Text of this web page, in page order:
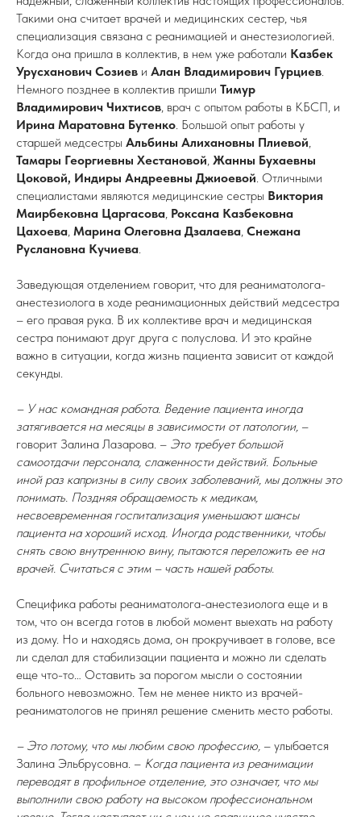
Такими она считает врачей и медицинских сестер, чья
специализация связана с реанимацией и анестезиологией.
Когда она пришла в коллектив, в нем уже работали Казбек
Урусханович Созиев и Алан Владимирович Гурциев.
Немного позднее в коллектив пришли Тимур
Владимирович Чихтисов, врач с опытом работы в КБСП, и
Ирина Маратовна Бутенко. Большой опыт работы у
старшей медсестры Альбины Алихановны Плиевой,
Тамары Георгиевны Хестановой, Жанны Бухаевны
Цоковой, Индиры Андреевны Джиоевой. Отличными
специалистами являются медицинские сестры Виктория
Маирбековна Царгасова, Роксана Казбековна
Цахоева, Марина Олеговна Дзалаева, Снежана
Руслановна Кучиева.
Заведующая отделением говорит, что для реаниматолога-
анестезиолога в ходе реанимационных действий медсестра
– его правая рука. В их коллективе врач и медицинская
сестра понимают друг друга с полуслова. И это крайне
важно в ситуации, когда жизнь пациента зависит от каждой
секунды.
– У нас командная работа. Ведение пациента иногда
затягивается на месяцы в зависимости от патологии, –
говорит Залина Лазарова. – Это требует большой
самоотдачи персонала, слаженности действий. Больные
иной раз капризны в силу своих заболеваний, мы должны это
понимать. Поздняя обращаемость к медикам,
несвоевременная госпитализация уменьшают шансы
пациента на хороший исход. Иногда родственники, чтобы
снять свою внутреннюю вину, пытаются переложить ее на
врачей. Считаться с этим – часть нашей работы.
Специфика работы реаниматолога-анестезиолога еще и в
том, что он всегда готов в любой момент выехать на работу
из дому. Но и находясь дома, он прокручивает в голове, все
ли сделал для стабилизации пациента и можно ли сделать
еще что-то… Оставить за порогом мысли о состоянии
больного невозможно. Тем не менее никто из врачей-
реаниматологов не принял решение сменить место работы.
– Это потому, что мы любим свою профессию, – улыбается
Залина Эльбрусовна. – Когда пациента из реанимации
переводят в профильное отделение, это означает, что мы
выполнили свою работу на высоком профессиональном